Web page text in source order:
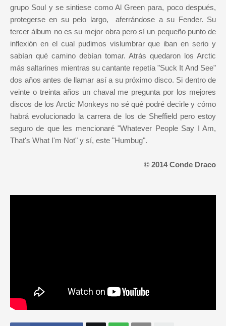
grupo Soul y se sintiese como Al Green para, poco después,
protegerse en su pelo largo, aferrándose a su Fender. Su
tercer álbum no es su mejor obra pero sí un pequeño punto de
inflexión en el cual pudimos vislumbrar que iban en serio y
sabían qué camino debían tomar. Atrás quedaron los Arctic
más saltarines mientras su cantante repetía "Suck It And See"
dos años antes de llamar así a su próximo disco. Si dentro de
veinte o treinta años un chaval me pregunta por los mejores
discos de los Arctic Monkeys no sé qué podré decirle y cómo
habrá evolucionado la carrera de los de Sheffield pero estoy
seguro de que les mencionaré "Whatever People Say I Am,
That's What I'm Not" y sí, este "Humbug".
© 2014 Conde Draco